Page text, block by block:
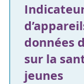
données
sur la
jeunes